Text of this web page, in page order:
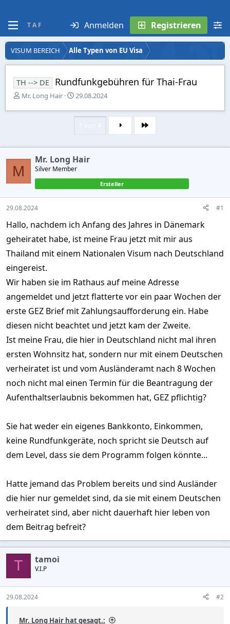
T A F Anmelden Registrieren
VISUM BEREICH Alle Typen von EU Visa
TH --> DE Rundfunkgebühren für Thai-Frau
E
s
l
e
r
Mr. Long Hair
E
s
l
t
a
m
29.08.2024
Letzte
M
Mr. Long Hair
Silver Member
Ersteller
29.08.2024 #1
Hallo, nachdem ich Anfang des Jahres in Dänemark
geheiratet habe, ist meine Frau jetzt mit mir aus
Thailand mit einem Nationalen Visum nach Deutschland
eingereist.
Wir haben sie im Rathaus auf meine Adresse
angemeldet und jetzt flatterte vor ein paar Wochen der
erste GEZ Brief mit Zahlungsaufforderung ein. Habe
diesen nicht beachtet und jetzt kam der Zweite.
Ist meine Frau, die hier in Deutschland nicht mal ihren
ersten Wohnsitz hat, sondern nur mit einem Deutschen
verheiratet ist und vom Ausländeramt nach 8 Wochen
noch nicht mal einen Termin für die Beantragung der
Aufenthaltserlaubnis bekommen hat, GEZ pflichtig?
Sie hat weder ein eigenes Bankkonto, Einkommen,
keine Rundfunkgeräte, noch spricht sie Deutsch auf
dem Level, dass sie dem Programm folgen könnte...
Hatte jemand das Problem bereits und sind Ausländer
die hier nur gemeldet sind, da sie mit einem Deutschen
verheiratet sind, aber nicht dauerhaft hier leben von
dem Beitrag befreit?
T tamoi
V.I.P
29.08.2024 #2
Mr. Long Hair hat gesagt.: